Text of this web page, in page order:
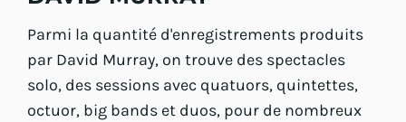
Parmi la quantité d'enregistrements produits
par David Murray, on trouve des spectacles
solo, des sessions avec quatuors, quintettes,
octuor, big bands et duos, pour de nombreux